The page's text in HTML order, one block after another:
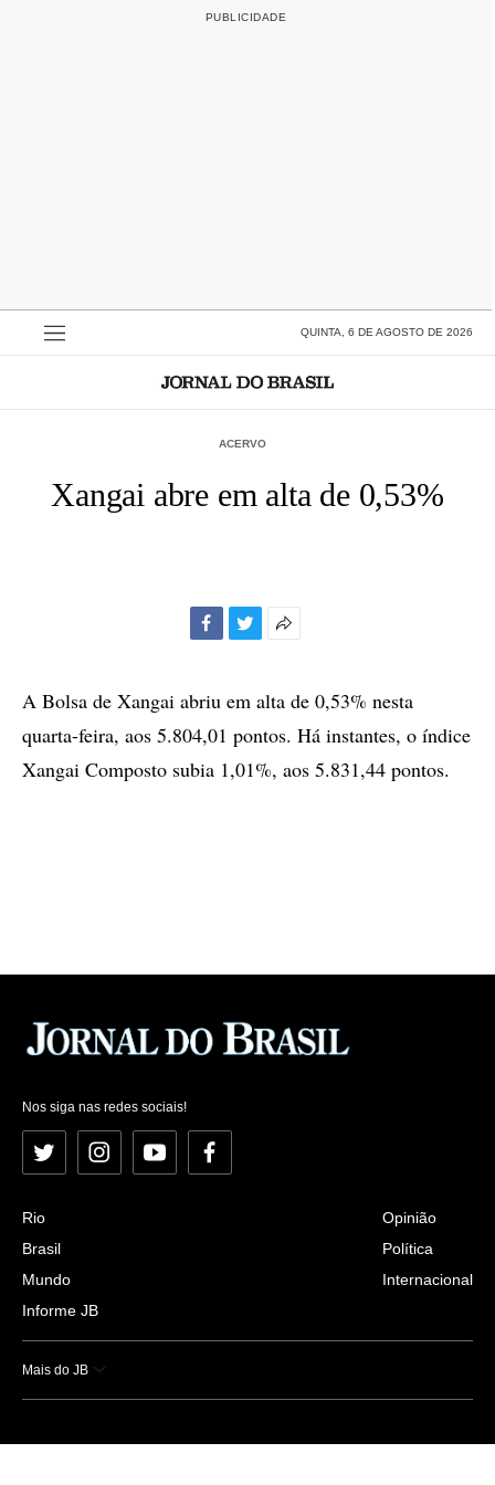
QUINTA, 6 DE AGOSTO DE 2026
ACERVO
Xangai abre em alta de 0,53%
compartilhamento
A Bolsa de Xangai abriu em alta de 0,53% nesta
quarta-feira, aos 5.804,01 pontos. Há instantes, o índice
Xangai Composto subia 1,01%, aos 5.831,44 pontos.
Nos siga nas redes sociais!
Twitter InstagramYouTubeFacebook
Rio
Brasil
Mundo
Informe JB
Opinião
Política
Internacional
Mais do JB
Esportes